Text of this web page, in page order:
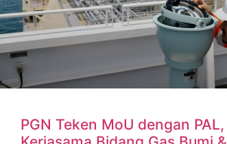
PGN Teken MoU dengan PAL,